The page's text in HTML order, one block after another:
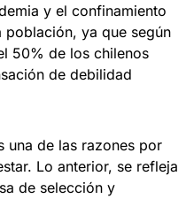
y el confinamiento
ya que según
50% de los chilenos
de debilidad
una de las razones por
Lo anterior, se refleja
de selección y